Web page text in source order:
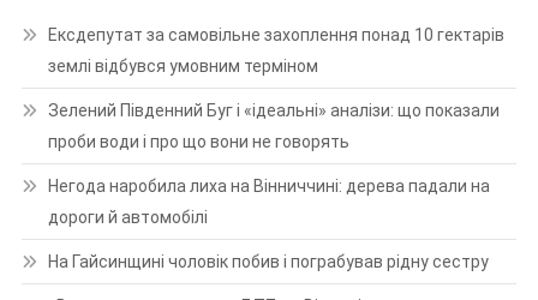
Ексдепутат за самовільне захоплення понад 10 гектарів
землі відбувся умовним терміном
Зелений Південний Буг і «ідеальні» аналізи: що показали
проби води і про що вони не говорять
Негода наробила лиха на Вінниччині: дерева падали на
дороги й автомобілі
На Гайсинщині чоловік побив і пограбував рідну сестру